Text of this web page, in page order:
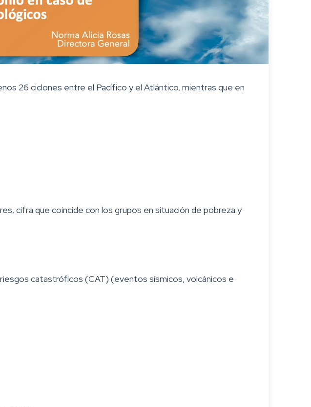
26 ciclones entre el Pacífico y el Atlántico, mientras que en
cifra que coincide con los grupos en situación de pobreza y
catastróficos (CAT) (eventos sísmicos, volcánicos e